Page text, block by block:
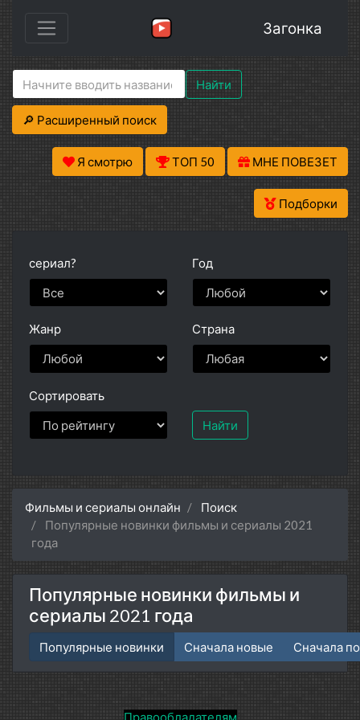
Загонка
Найти
🔎 Расширенный поиск
Я смотрю ТОП 50 МНЕ ПОВЕЗЕТ
Подборки
сериал? Год
Жанр Страна
Сортировать
Найти
Фильмы и сериалы онлайн
Поиск
Популярные новинки фильмы и сериалы 2021
года
Популярные новинки фильмы и
сериалы 2021 года
Популярные новинки Сначала новые Сначала
Правообладателям